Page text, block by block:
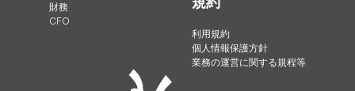
財務
CFO
利用規約
個人情報保護方針
業務の運営に関する規程等